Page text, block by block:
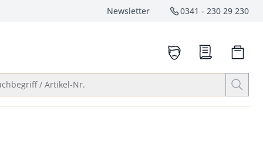
Newsletter Service-
0341 - 230 29 230
anrufen
/ Artikel-Nr.